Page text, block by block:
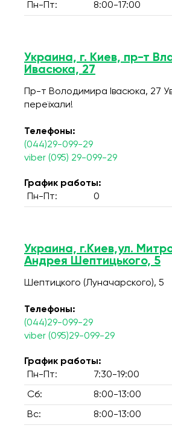
Пн-Пт:
8:00-17:00
Украина, г. Киев, пр-т
Ивасюка, 27
Пр-т Володимира Івасюка, 27
переїхали!
Телефоны:
(044)29-099-29
viber (095) 29-099-29
График работы:
Пн-Пт:
0
Украина, г.Киев,ул.
Андрея Шептицького, 5
Шептицкого (Луначарского), 5
Телефоны:
(044)29-099-29
viber (095)29-099-29
График работы:
Пн-Пт:
7:30-19:00
Сб: 8:00-13:00
Вс: 8:00-13:00